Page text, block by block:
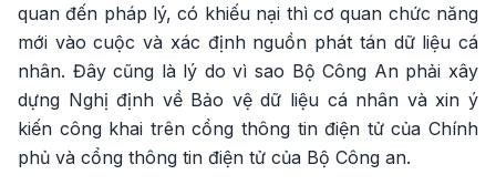
quan đến pháp lý, có khiếu nại thì cơ quan chức năng
mới vào cuộc và xác định nguồn phát tán dữ liệu cá
nhân. Đây cũng là lý do vì sao Bộ Công An phải xây
dựng Nghị định về Bảo vệ dữ liệu cá nhân và xin ý
kiến công khai trên cổng thông tin điện tử của Chính
phủ và cổng thông tin điện tử của Bộ Công an.